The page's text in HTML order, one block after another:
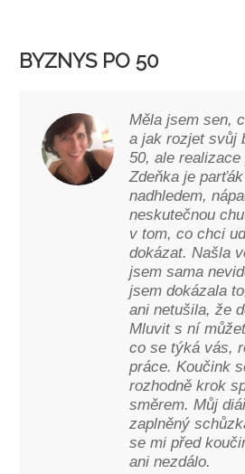
BYZNYS PO 50
Měla jsem sen,
a jak rozjet svůj
50, ale realizace
Zdeňka je
nadhledem,
neskutečnou
v tom, co chci
dokázat. Našla
jsem sama
jsem dokázala
ani netušila, že
Mluvit s ní
co se týká vás,
práce. Koučink
rozhodně krok
směrem. Můj
zaplněný
se mi před
ani nezdálo.